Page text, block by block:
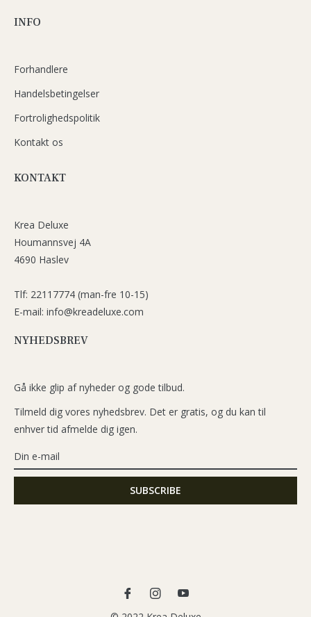
INFO
Forhandlere
Handelsbetingelser
Fortrolighedspolitik
Kontakt os
KONTAKT
Krea Deluxe
Houmannsvej 4A
4690 Haslev
Tlf: 22117774 (man-fre 10-15)
E-mail: info@kreadeluxe.com
NYHEDSBREV
Gå ikke glip af nyheder og gode tilbud.
Tilmeld dig vores nyhedsbrev. Det er gratis, og du kan til
enhver tid afmelde dig igen.
Ins
You